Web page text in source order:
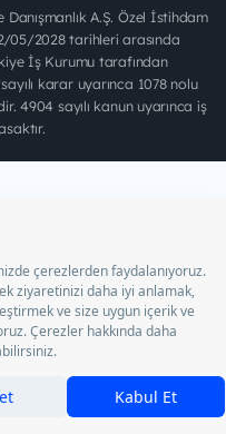
A.Ş. Özel İstihdam
05/2028 tarihleri arasında
İş Kurumu tarafından
karar uyarınca 1078 nolu
4904 sayılı kanun uyarınca iş